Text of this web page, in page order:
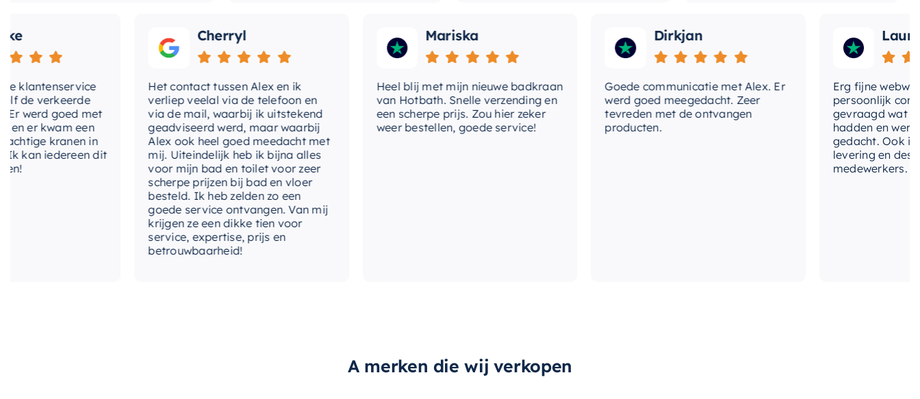
verkeerde
goed met
kwam een
kranen in
iedereen dit
Cherryl
Het contact tussen Alex en ik
verliep veelal via de telefoon en
via de mail, waarbij ik uitstekend
geadviseerd werd, maar waarbij
Alex ook heel goed meedacht met
mij. Uiteindelijk heb ik bijna alles
voor mijn bad en toilet voor zeer
scherpe prijzen bij bad en vloer
besteld. Ik heb zelden zo een
goede service ontvangen. Van mij
krijgen ze een dikke tien voor
service, expertise, prijs en
betrouwbaarheid!
Mariska
Heel blij met mijn nieuwe badkraan
van Hotbath. Snelle verzending en
een scherpe prijs. Zou hier zeker
weer bestellen, goede service!
Dirkjan
Goede communicatie met Alex. Er
werd goed meegedacht. Zeer
tevreden met de ontvangen
producten.
Laura
Erg fijne webwinkel,
persoonlijk contact
gevraagd wat we
hadden en werd met
gedacht. Ook in de
levering en
medewerkers. Wij
A merken die wij verkopen